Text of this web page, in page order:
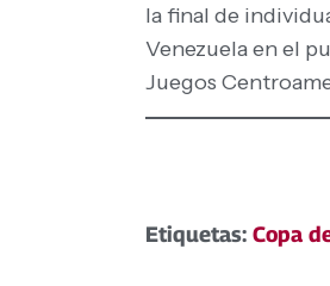
la final de
Venezuela en el
Juegos
Etiquetas: Copa